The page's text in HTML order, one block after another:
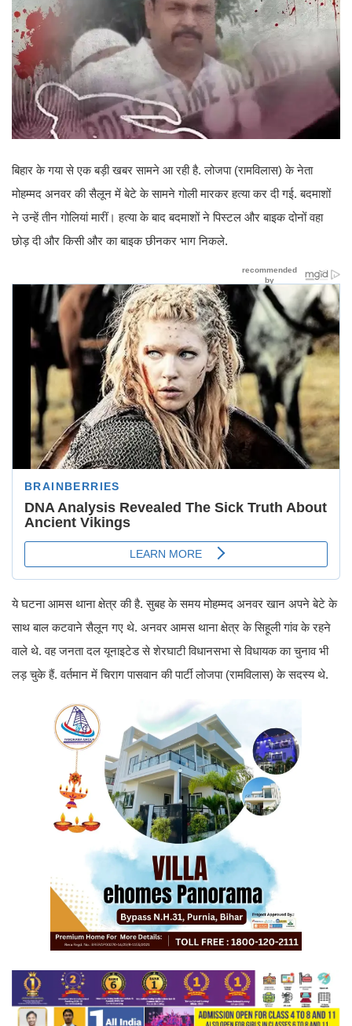
बिहार के गया से एक बड़ी खबर सामने आ रही है. लोजपा (रामविलास) के नेता
मोहम्मद अनवर की सैलून में बेटे के सामने गोली मारकर हत्या कर दी गई. बदमाशों
ने उन्हें तीन गोलियां मारीं। हत्या के बाद बदमाशों ने पिस्टल और बाइक दोनों वहा
छोड़ दी और किसी और का बाइक छीनकर भाग निकले.
ये घटना आमस थाना क्षेत्र की है. सुबह के समय मोहम्मद अनवर खान अपने बेटे के
साथ बाल कटवाने सैलून गए थे. अनवर आमस थाना क्षेत्र के सिहूली गांव के रहने
वाले थे. वह जनता दल यूनाइटेड से शेरघाटी विधानसभा से विधायक का चुनाव भी
लड़ चुके हैं. वर्तमान में चिराग पासवान की पार्टी लोजपा (रामविलास) के सदस्य थे.